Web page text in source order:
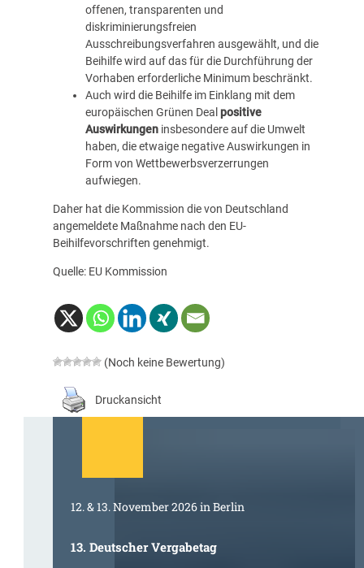
offenen, transparenten und
diskriminierungsfreien
Ausschreibungsverfahren ausgewählt, und die
Beihilfe wird auf das für die Durchführung der
Vorhaben erforderliche Minimum beschränkt.
Auch wird die Beihilfe im Einklang mit dem
europäischen Grünen Deal positive
Auswirkungeninsbesondere auf die Umwelt
haben, die etwaige negative Auswirkungen in
Form von Wettbewerbsverzerrungen
aufwiegen.
Daher hat die Kommission die von Deutschland
angemeldete Maßnahme nach den EU-
Beihilfevorschriften genehmigt.
Quelle: EU Kommission
(Noch keine Bewertung)
Druckansicht
12. & 13. November 2026 in Berlin
13. Deutscher Vergabetag